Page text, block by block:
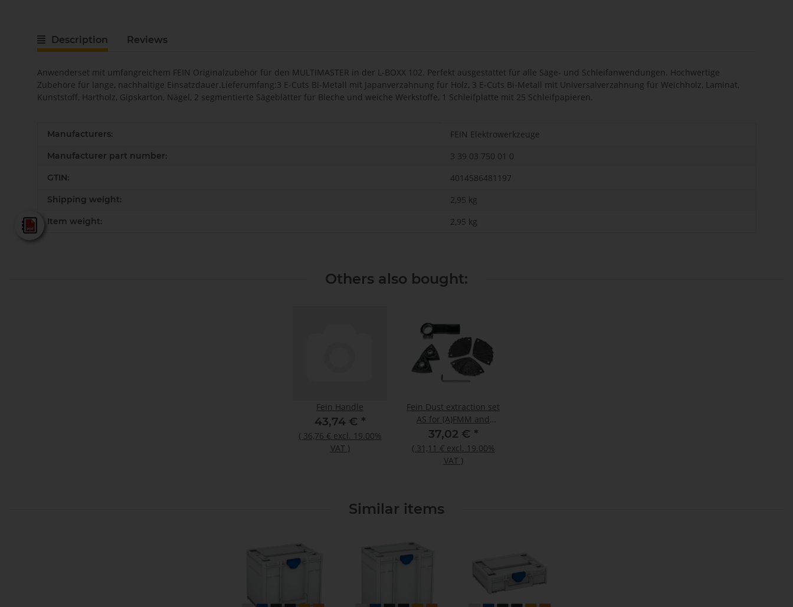
Description Reviews
Anwenderset mit umfangreichem FEIN Originalzubehör für den MULTIMASTER in der L-BOXX 102. Perfekt ausgestattet für alle Säge- und Schleifanwendungen. Hochwertige
Zubehöre für lange, nachhaltige Einsatzdauer.Lieferumfang:3 E-Cuts Bi-Metall mit Japanverzahnung für Holz, 3 E-Cuts Bi-Metall mit Universalverzahnung für Weichholz, Laminat,
Kunststoff, Hartholz, Gipskarton, Nägel, 2 segmentierte Sägeblätter für Bleche und weiche Werkstoffe, 1 Schleifplatte mit 25 Schleifpapieren.
Item information
Value
Manufacturers: FEIN Elektrowerkzeuge
Manufacturer part number: 3 39 03 750 01 0
GTIN: 4014586481197
Shipping weight: 2,95 kg
Item weight: 2,95 kg
Others also bought:
Fein Handle
43,74 € *
( 36,76 € excl. 19.00%
VAT )
Fein Dust extraction set
AS for (A)FMM and
(A)FSC
37,02 € *
( 31,11 € excl. 19.00%
VAT )
Similar items
Fein - Katalog 2025